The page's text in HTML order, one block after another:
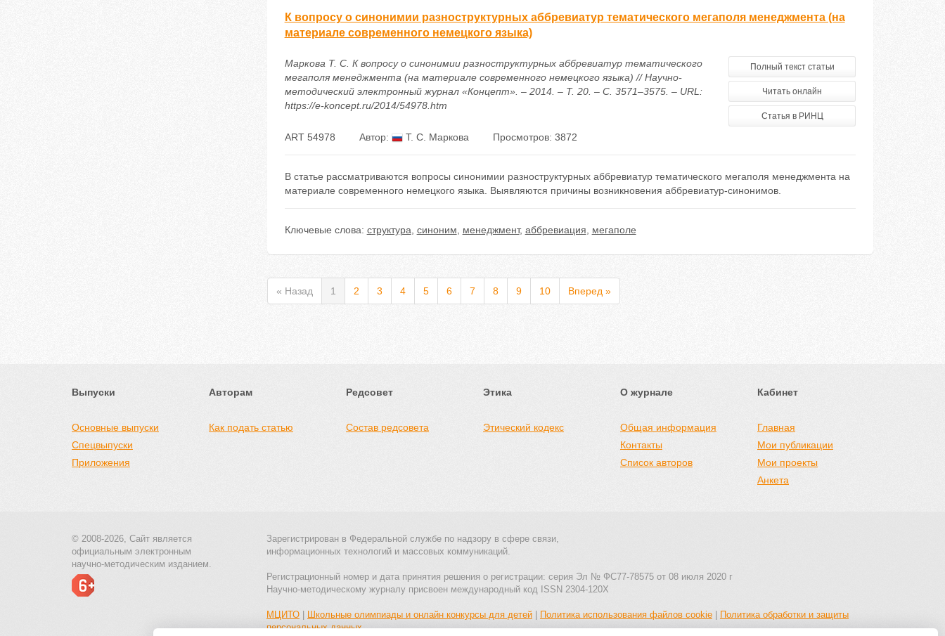
К вопросу о синонимии разноструктурных аббревиатур тематического мегаполя менеджмента (на
материале современного немецкого языка)
Маркова Т. С. К вопросу о синонимии разноструктурных аббревиатур тематического
мегаполя менеджмента (на материале современного немецкого языка) // Научно-
методический электронный журнал «Концепт». – 2014. – Т. 20. – С. 3571–3575. – URL:
https://e-koncept.ru/2014/54978.htm
Полный текст статьи
Читать онлайн
Статья в РИНЦ
ART 54978 Автор: Т. С. Маркова Просмотров: 3872
В статье рассматриваются вопросы синонимии разноструктурных аббревиатур тематического мегаполя менеджмента на
материале современного немецкого языка. Выявляются причины возникновения аббревиатур-синонимов.
Ключевые слова: структура синоним менеджмент, аббревиация мегаполе
« Назад 1 2 3 4 5 6 7 8 9 10 Вперед »
Выпуски
Основные выпуски
Спецвыпуски
Приложения
Авторам
Как подать статью
Редсовет
Состав редсовета
Этика
Этический кодекс
О журнале
Общая информация
Контакты
Список авторов
Кабинет
Главная
Мои публикации
Мои проекты
Анкета
© 2008-2026, Сайт является
официальным электронным
научно-методическим изданием.
Зарегистрирован в Федеральной службе по надзору в сфере связи,
информационных технологий и массовых коммуникаций.
Регистрационный номер и дата принятия решения о регистрации: серия Эл № ФС77-78575 от 08 июля 2020 г
Научно-методическому журналу присвоен международный код ISSN 2304-120X
МЦИТО Школьные олимпиады и онлайн конкурсы для детей Политика использования файлов cookie
Политика обработки и защиты
персональных данных